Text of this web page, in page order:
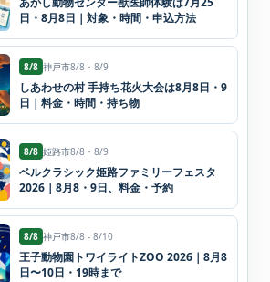
日・8月8日｜対象・時間・申込方法
8/8 神戸市8/8・8/9
しあわせの村 手持ち花火大会は8月8日・9
日｜料金・時間・持ち物
8/8 姫路市8/8・8/9
ベルクラシック姫路ファミリーフェスタ
2026｜8月8・9日、料金・予約
8/8 神戸市8/8 - 8/10
王子動物園トワイライトZOO 2026｜8月8
日〜10日・19時まで